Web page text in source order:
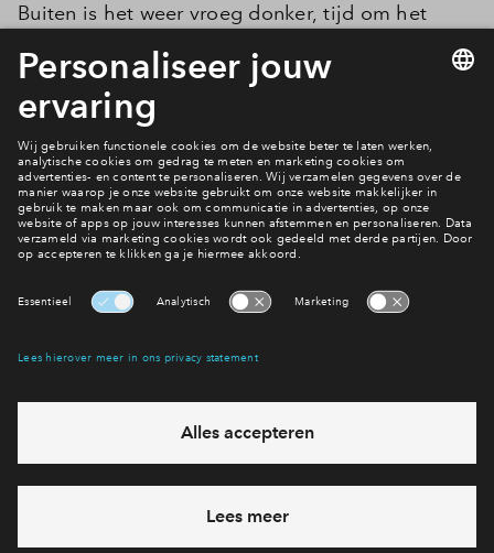
Buiten is het weer vroeg donker, tijd om het
gezellig te maken met sfeervolle kerstversiering
en warm kaarslicht. Misschien wordt dit wel de
1e Kerst in je nieuwe huis, of juist de laatste in je
oude woning. Waar je de feestdagen ook
doorbrengt, we wensen je alvast hele gezellige
dagen toe!
eventuele projecten
Ja, ik wil mij aanmelden
Heb je een vraag en wil je direct antwoord? Bel ons op088